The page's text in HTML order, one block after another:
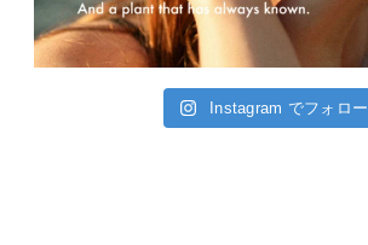
Instagram でフォロー